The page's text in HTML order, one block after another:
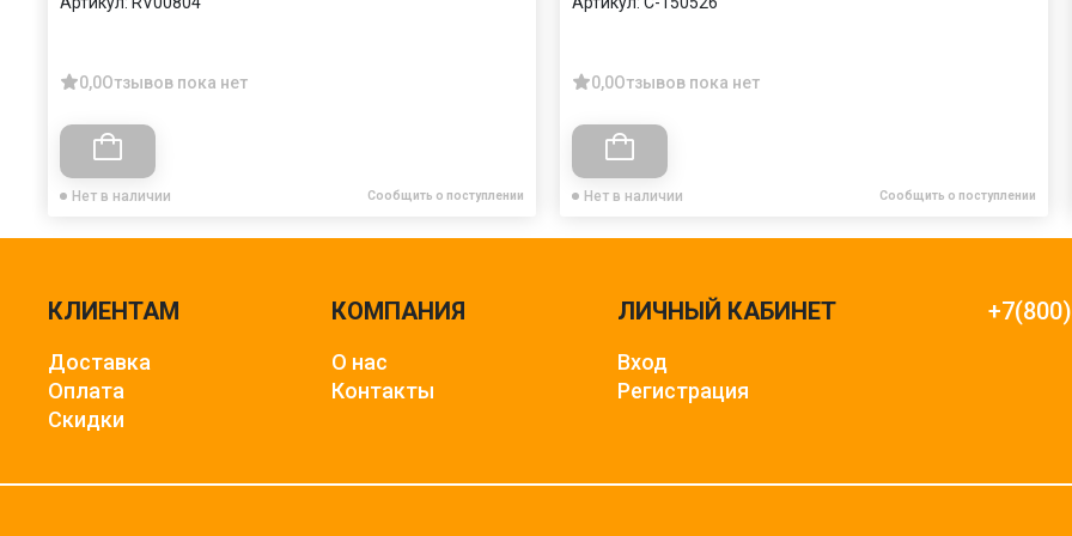
0,0Отзывов пока нет
Нет в наличии Сообщить о поступлении
0,0Отзывов пока нет
Нет в наличии Сообщить о поступлении
КЛИЕНТАМ
Доставка
Оплата
Скидки
КОМПАНИЯ
О нас
Контакты
ЛИЧНЫЙ КАБИНЕТ
Вход
Регистрация